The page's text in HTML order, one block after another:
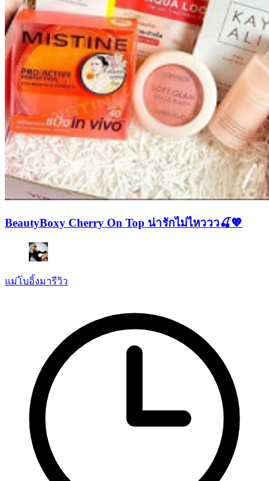
BeautyBoxy Cherry On Top น่ารักไม่ไหววว🍒💖
แม่โบอิ้งมารีวิว